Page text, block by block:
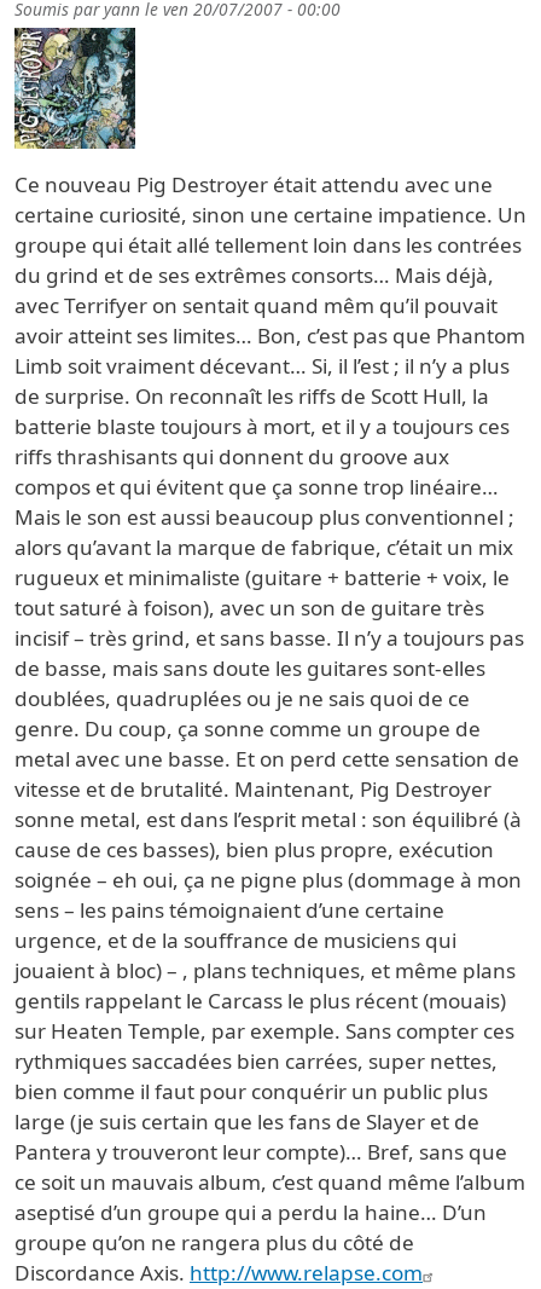
Soumis paryann le ven 20/07/2007 - 00:00
Ce nouveau Pig Destroyer était attendu avec une
certaine curiosité, sinon une certaine impatience. Un
groupe qui était allé tellement loin dans les contrées
du grind et de ses extrêmes consorts… Mais déjà,
avec Terrifyer on sentait quand mêm qu’il pouvait
avoir atteint ses limites… Bon, c’est pas que Phantom
Limb soit vraiment décevant… Si, il l’est ; il n’y a plus
de surprise. On reconnaît les riffs de Scott Hull, la
batterie blaste toujours à mort, et il y a toujours ces
riffs thrashisants qui donnent du groove aux
compos et qui évitent que ça sonne trop linéaire…
Mais le son est aussi beaucoup plus conventionnel ;
alors qu’avant la marque de fabrique, c’était un mix
rugueux et minimaliste (guitare + batterie + voix, le
tout saturé à foison), avec un son de guitare très
incisif – très grind, et sans basse. Il n’y a toujours pas
de basse, mais sans doute les guitares sont-elles
doublées, quadruplées ou je ne sais quoi de ce
genre. Du coup, ça sonne comme un groupe de
metal avec une basse. Et on perd cette sensation de
vitesse et de brutalité. Maintenant, Pig Destroyer
sonne metal, est dans l’esprit metal : son équilibré (à
cause de ces basses), bien plus propre, exécution
soignée – eh oui, ça ne pigne plus (dommage à mon
sens – les pains témoignaient d’une certaine
urgence, et de la souffrance de musiciens qui
jouaient à bloc) – , plans techniques, et même plans
gentils rappelant le Carcass le plus récent (mouais)
sur Heaten Temple, par exemple. Sans compter ces
rythmiques saccadées bien carrées, super nettes,
bien comme il faut pour conquérir un public plus
large (je suis certain que les fans de Slayer et de
Pantera y trouveront leur compte)… Bref, sans que
ce soit un mauvais album, c’est quand même l’album
aseptisé d’un groupe qui a perdu la haine… D’un
groupe qu’on ne rangera plus du côté de
Discordance Axis. http://www.relapse.com